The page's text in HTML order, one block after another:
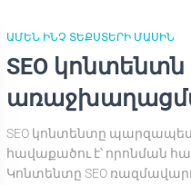
ԱՄԵՆ ԻՆՉ ՏԵՔՍՏԵՐԻ ՄԱՍԻՆ
SEO կոնտենտն
SEO կոնտենտը պարզապես
հավաքածու է՝ որոնման
Կոնտենտը SEO